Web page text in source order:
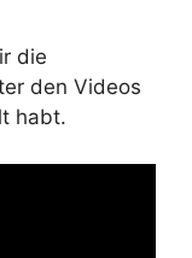
die
den Videos
habt.